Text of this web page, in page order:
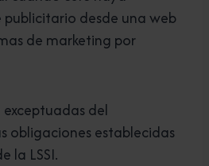
desde una web
de marketing por
exceptuadas del
obligaciones establecidas
la LSSI.